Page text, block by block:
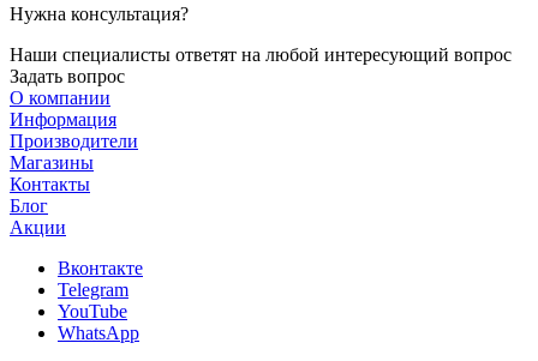
Нужна консультация?
Наши специалисты ответят на любой интересующий вопрос
Задать вопрос
О компании
Информация
Производители
Магазины
Контакты
Блог
Акции
Вконтакте
Telegram
YouTube
WhatsApp